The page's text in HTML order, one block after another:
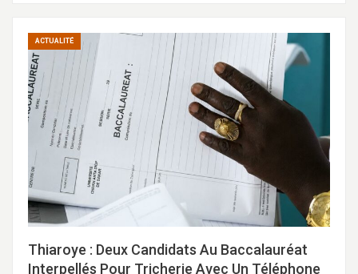
ACTUALITÉ
Thiaroye : Deux Candidats Au Baccalauréat
Interpellés Pour Tricherie Avec Un Téléphone